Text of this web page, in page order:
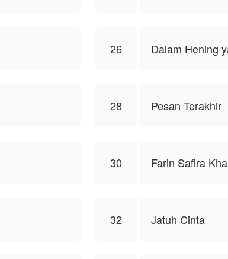
26 Dalam Hening
28 Pesan Terakhir
30 Farin Safira
32 Jatuh Cinta